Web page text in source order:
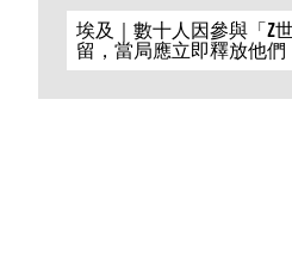
埃及｜數十人因參與「Z
留，當局應立即釋放他們